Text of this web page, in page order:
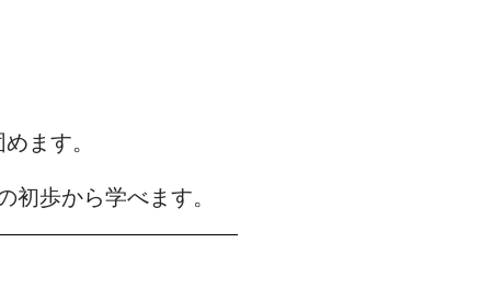
ます。
歩から学べます。